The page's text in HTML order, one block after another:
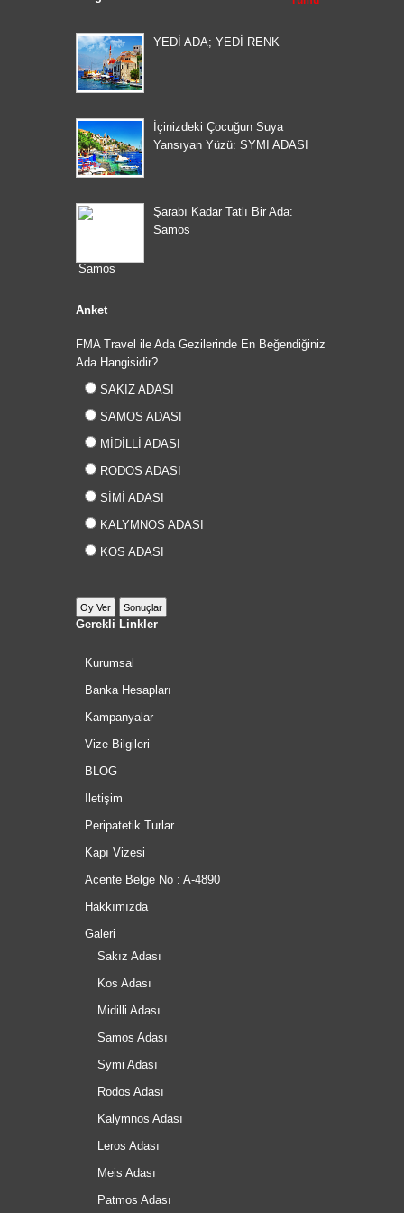
YEDİ ADA; YEDİ RENK
İçinizdeki Çocuğun Suya
Yansıyan Yüzü: SYMI ADASI
Şarabı Kadar Tatlı Bir Ada:
Samos
Anket
FMA Travel ile Ada Gezilerinde En Beğendiğiniz
Ada Hangisidir?
SAKIZ ADASI
SAMOS ADASI
MİDİLLİ ADASI
RODOS ADASI
SİMİ ADASI
KALYMNOS ADASI
KOS ADASI
Gerekli Linkler
Kurumsal
Banka Hesapları
Kampanyalar
Vize Bilgileri
BLOG
İletişim
Peripatetik Turlar
Kapı Vizesi
Acente Belge No : A-4890
Hakkımızda
Galeri
Sakız Adası
Kos Adası
Midilli Adası
Samos Adası
Symi Adası
Rodos Adası
Kalymnos Adası
Leros Adası
Meis Adası
Patmos Adası